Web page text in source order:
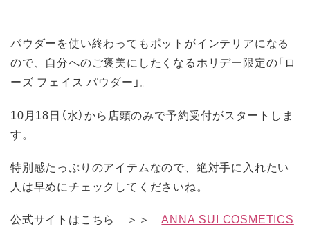
パウダーを使い終わってもポットがインテリアになる
ので、自分へのご褒美にしたくなるホリデー限定の「ロ
ーズ フェイス パウダー」。
10月18日（水）から店頭のみで予約受付がスタートしま
す。
特別感たっぷりのアイテムなので、絶対手に入れたい
人は早めにチェックしてくださいね。
公式サイトはこちら ＞＞ANNA SUI COSMETICS